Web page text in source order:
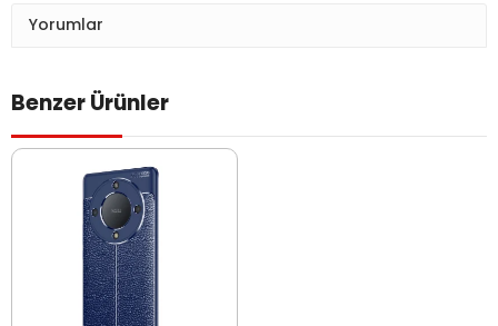
Yorumlar
Benzer Ürünler